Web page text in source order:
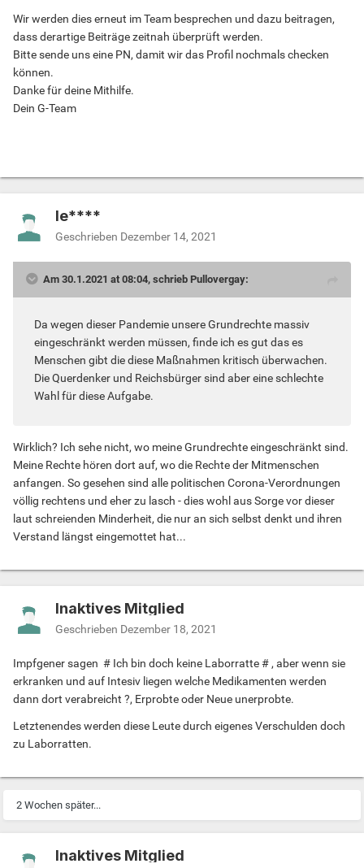
Wir werden dies erneut im Team besprechen und dazu beitragen,
dass derartige Beiträge zeitnah überprüft werden.
Bitte sende uns eine PN, damit wir das Profil nochmals checken
können.
Danke für deine Mithilfe.
Dein G-Team
le****
Geschrieben Dezember 14, 2021
Am 30.1.2021 at 08:04, schrieb Pullovergay:
Da wegen dieser Pandemie unsere Grundrechte massiv
eingeschränkt werden müssen, finde ich es gut das es
Menschen gibt die diese Maßnahmen kritisch überwachen.
Die Querdenker und Reichsbürger sind aber eine schlechte
Wahl für diese Aufgabe.
Wirklich? Ich sehe nicht, wo meine Grundrechte eingeschränkt sind.
Meine Rechte hören dort auf, wo die Rechte der Mitmenschen
anfangen. So gesehen sind alle politischen Corona-Verordnungen
völlig rechtens und eher zu lasch - dies wohl aus Sorge vor dieser
laut schreienden Minderheit, die nur an sich selbst denkt und ihren
Verstand längst eingemottet hat...
Inaktives Mitglied
Geschrieben Dezember 18, 2021
Impfgener sagen # Ich bin doch keine Laborratte # , aber wenn sie
erkranken und auf Intesiv liegen welche Medikamenten werden
dann dort verabreicht ?, Erprobte oder Neue unerprobte.
Letztenendes werden diese Leute durch eigenes Verschulden doch
zu Laborratten.
2 Wochen später...
Inaktives Mitglied